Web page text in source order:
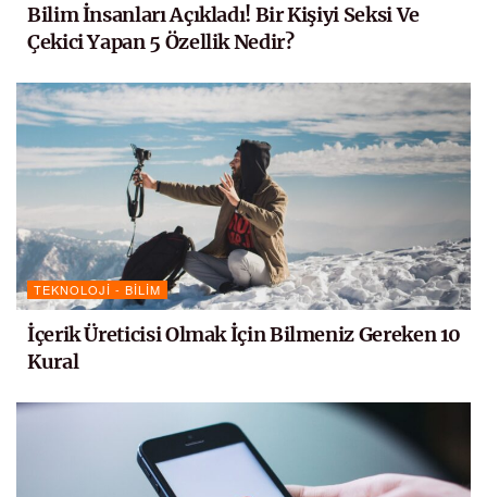
Bilim İnsanları Açıkladı! Bir Kişiyi Seksi Ve
Çekici Yapan 5 Özellik Nedir?
TEKNOLOJI - BILIM
İçerik Üreticisi Olmak İçin Bilmeniz Gereken 10
Kural